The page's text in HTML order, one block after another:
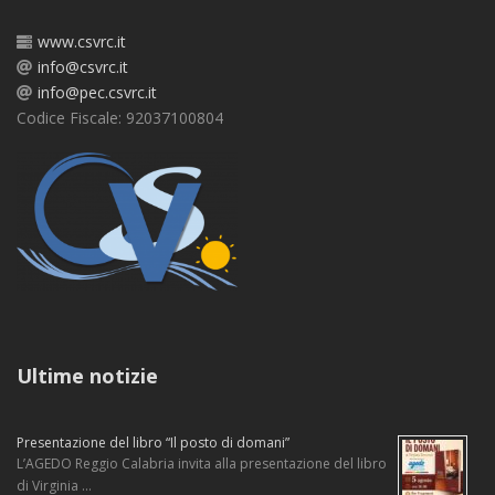
www.csvrc.it
info@csvrc.it
info@pec.csvrc.it
Codice Fiscale: 92037100804
Ultime notizie
Presentazione del libro “Il posto di domani”
L’AGEDO Reggio Calabria invita alla presentazione del libro
di Virginia …